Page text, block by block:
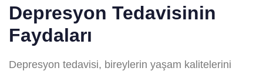
Depresyon Tedavisinin
Faydaları
Depresyon tedavisi, bireylerin yaşam kalitelerini